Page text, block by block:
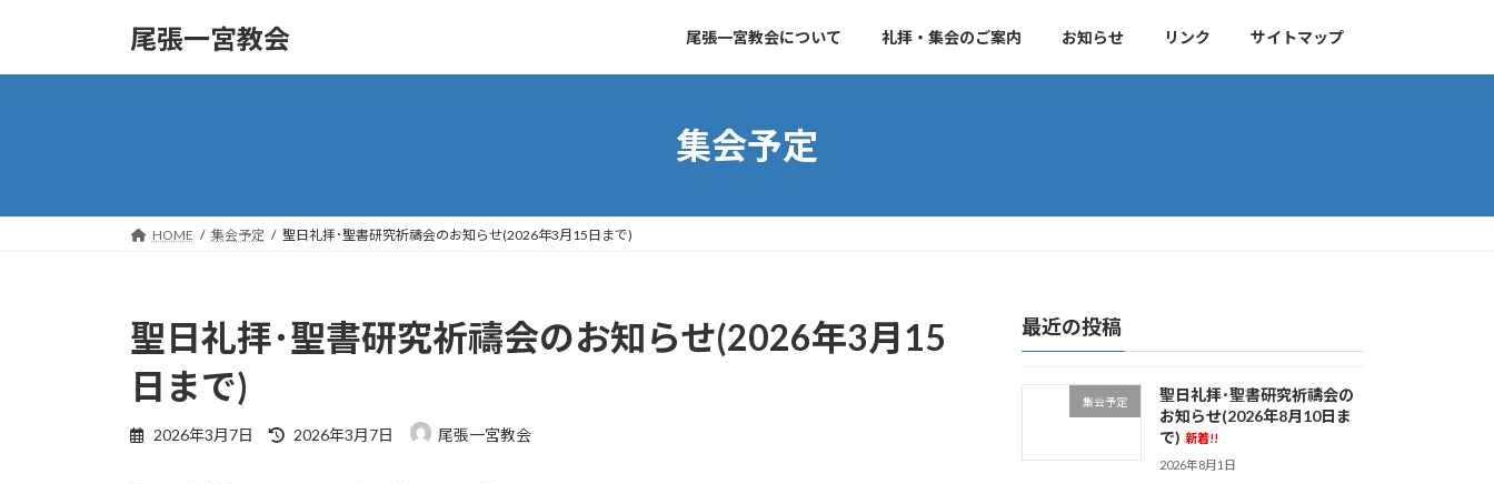
尾張一宮教会 尾張一宮教会について 礼拝・集会のご案内 お知らせ リンク サイトマップ
集会予定
HOME 集会予定 聖日礼拝･聖書研究祈禱会のお知らせ(2026年3月15日まで)
聖日礼拝･聖書研究祈禱会のお知らせ(2026年3月15
日まで)
2026年3月7日
最
2026年3月7日 尾張一宮教会
最近の投稿
集会予定
聖日礼拝･聖書研究祈禱会の
お知らせ(2026年8月10日ま
で) 新着!!
2026年8月1日